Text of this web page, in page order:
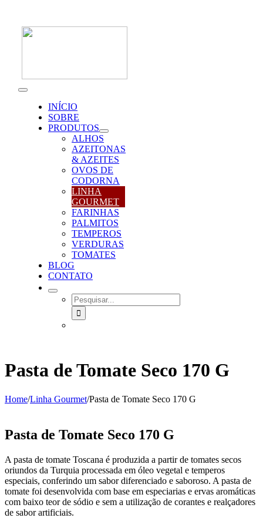
content
Toggle
NavigationINÍCIO
SOBRE
PRODUTOS
ALHOS
AZEITONAS
& AZEITES
OVOS DE
CODORNA
LINHA
GOURMET
FARINHAS
PALMITOS
TEMPEROS
VERDURAS
TOMATES
BLOG
CONTATO
SEARCH
FOR:
Pasta de Tomate Seco 170 G
Home/Linha Gourmet/Pasta de Tomate Seco 170 G
Pasta de Tomate Seco 170 G
A pasta de tomate Toscana é produzida a partir de tomates secos
oriundos da Turquia processada em óleo vegetal e temperos
especiais, conferindo um sabor diferenciado e saboroso. A pasta de
tomate foi desenvolvida com base em especiarias e ervas aromáticas
com baixo teor de sódio e sem a utilização de corantes e realçadores
de sabor artificiais.